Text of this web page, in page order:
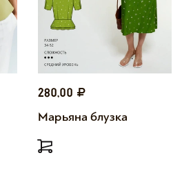
280,00
Марьяна блузка